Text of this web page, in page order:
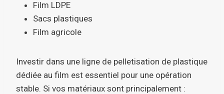
Film LDPE
Sacs plastiques
Film agricole
Investir dans une ligne de pelletisation de plastique
dédiée au film est essentiel pour une opération
stable. Si vos matériaux sont principalement :